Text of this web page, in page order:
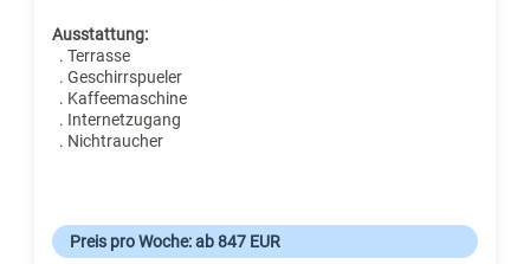
Ausstattung:
. Terrasse
. Geschirrspueler
. Kaffeemaschine
. Internetzugang
. Nichtraucher
Preis pro Woche: ab 847 EUR